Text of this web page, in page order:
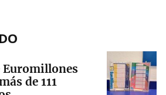
Euromillones
de 111